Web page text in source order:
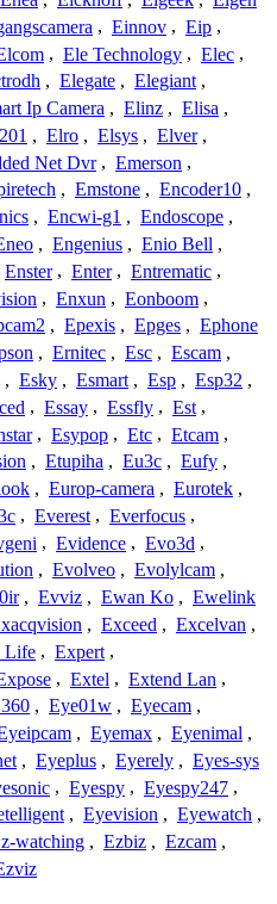
, Einnov , Eip ,
, Ele Technology , Elec ,
, Elegate , Elegiant ,
Ip Camera , Elinz , Elisa ,
, Elro , Elsys , Elver ,
Net Dvr , Emerson ,
, Emstone , Encoder10 ,
, Encwi-g1 , Endoscope ,
, Engenius , Enio Bell ,
Enster , Enter , Entrematic ,
, Enxun , Eonboom ,
, Epexis , Epges , Ephone
, Ernitec , Esc , Escam ,
, Esky , Esmart , Esp , Esp32 ,
, Essay , Essfly , Est ,
, Esypop , Etc , Etcam ,
, Etupiha , Eu3c , Eufy ,
, Europ-camera , Eurotek ,
, Everest , Everfocus ,
, Evidence , Evo3d ,
, Evolveo , Evolylcam ,
, Evviz , Ewan Ko , Ewelink
, Exceed , Excelvan ,
Life , Expert ,
, Extel , Extend Lan ,
, Eye01w , Eyecam ,
, Eyemax , Eyenimal ,
, Eyeplus , Eyerely , Eyes-sys
, Eyespy , Eyespy247 ,
, Eyevision , Eyewatch ,
watching , Ezbiz , Ezcam ,